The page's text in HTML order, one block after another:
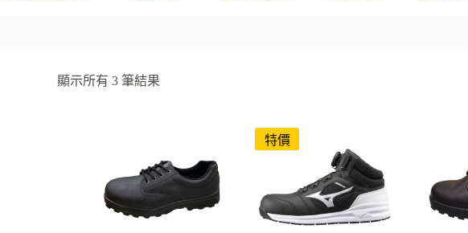
顯示所有 3 筆結果
特價